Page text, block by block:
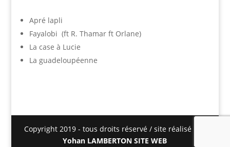
Apré lapli
Fayalobi (ft R. Thamar ft Orlane)
La case à Lucie
La guadeloupéenne
Copyright 2019 - tous droits réservé / site réalisé par
Yohan LAMBERTON SITE WEB